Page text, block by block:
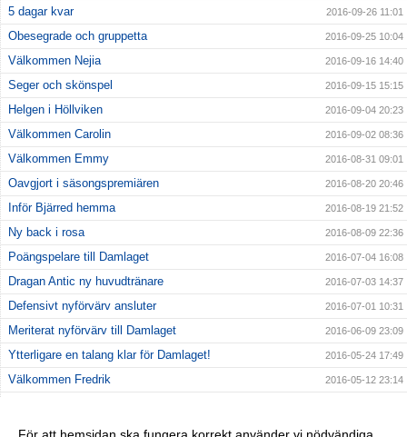
5 dagar kvar 2016-09-26 11:01
Obesegrade och gruppetta 2016-09-25 10:04
Välkommen Nejia 2016-09-16 14:40
Seger och skönspel 2016-09-15 15:15
Helgen i Höllviken 2016-09-04 20:23
Välkommen Carolin 2016-09-02 08:36
Välkommen Emmy 2016-08-31 09:01
Oavgjort i säsongspremiären 2016-08-20 20:46
Inför Bjärred hemma 2016-08-19 21:52
Ny back i rosa 2016-08-09 22:36
Poängspelare till Damlaget 2016-07-04 16:08
Dragan Antic ny huvudtränare 2016-07-03 14:37
Defensivt nyförvärv ansluter 2016-07-01 10:31
Meriterat nyförvärv till Damlaget 2016-06-09 23:09
Ytterligare en talang klar för Damlaget! 2016-05-24 17:49
Välkommen Fredrik 2016-05-12 23:14
Ung lovande talang klar för Damlaget 2016-05-01 23:20